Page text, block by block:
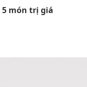
5 món trị giá